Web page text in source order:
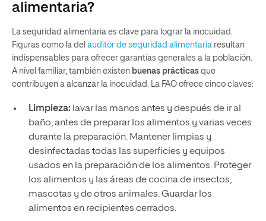
alimentaria?
La seguridad alimentaria es clave para lograr la inocuidad.
Figuras como la del auditor de seguridad alimentaria resultan
indispensables para ofrecer garantías generales a la población.
A nivel familiar, también existen buenas prácticas que
contribuyen a alcanzar la inocuidad. La FAO ofrece cinco claves:
Limpieza: lavar las manos antes y después de ir al
baño, antes de preparar los alimentos y varias veces
durante la preparación. Mantener limpias y
desinfectadas todas las superficies y equipos
usados en la preparación de los alimentos. Proteger
los alimentos y las áreas de cocina de insectos,
mascotas y de otros animales. Guardar los
alimentos en recipientes cerrados.